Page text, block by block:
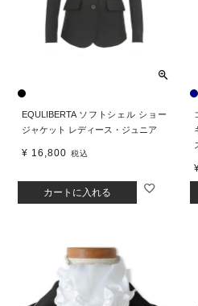
EQULIBERTA ソフトシェル ショー
ジャケット レディース・ジュニア
¥ 16,800 税込
カートに入れる